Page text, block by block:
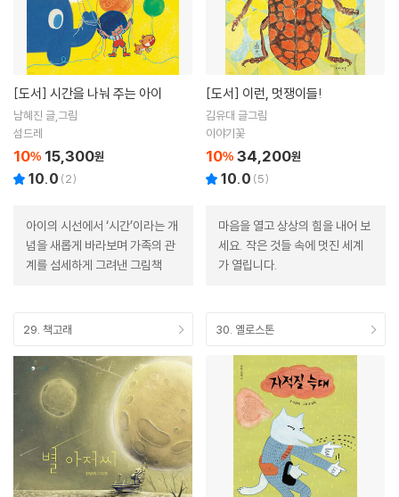
[도서] 시간을 나눠 주는 아이
남혜진 글,그림
섬드레
10% 15,300원
10.0 (2)
아이의 시선에서 ‘시간’이라는 개
념을 새롭게 바라보며 가족의 관
계를 섬세하게 그려낸 그림책
[도서] 이런, 멋쟁이들!
김유대 글그림
이야기꽃
10% 34,200원
10.0 (5)
마음을 열고 상상의 힘을 내어 보
세요. 작은 것들 속에 멋진 세계
가 열립니다.
29. 책고래 30. 옐로스톤